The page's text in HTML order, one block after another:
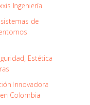
Ingeniería
de
Estética
Innovadora
Colombia